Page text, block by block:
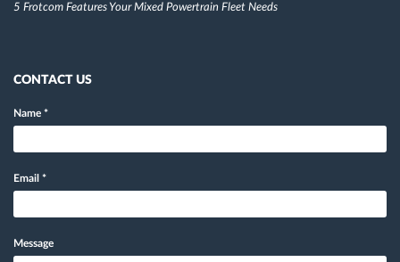
5 Frotcom Features Your Mixed Powertrain Fleet Needs
CONTACT US
Name *
Email *
Message